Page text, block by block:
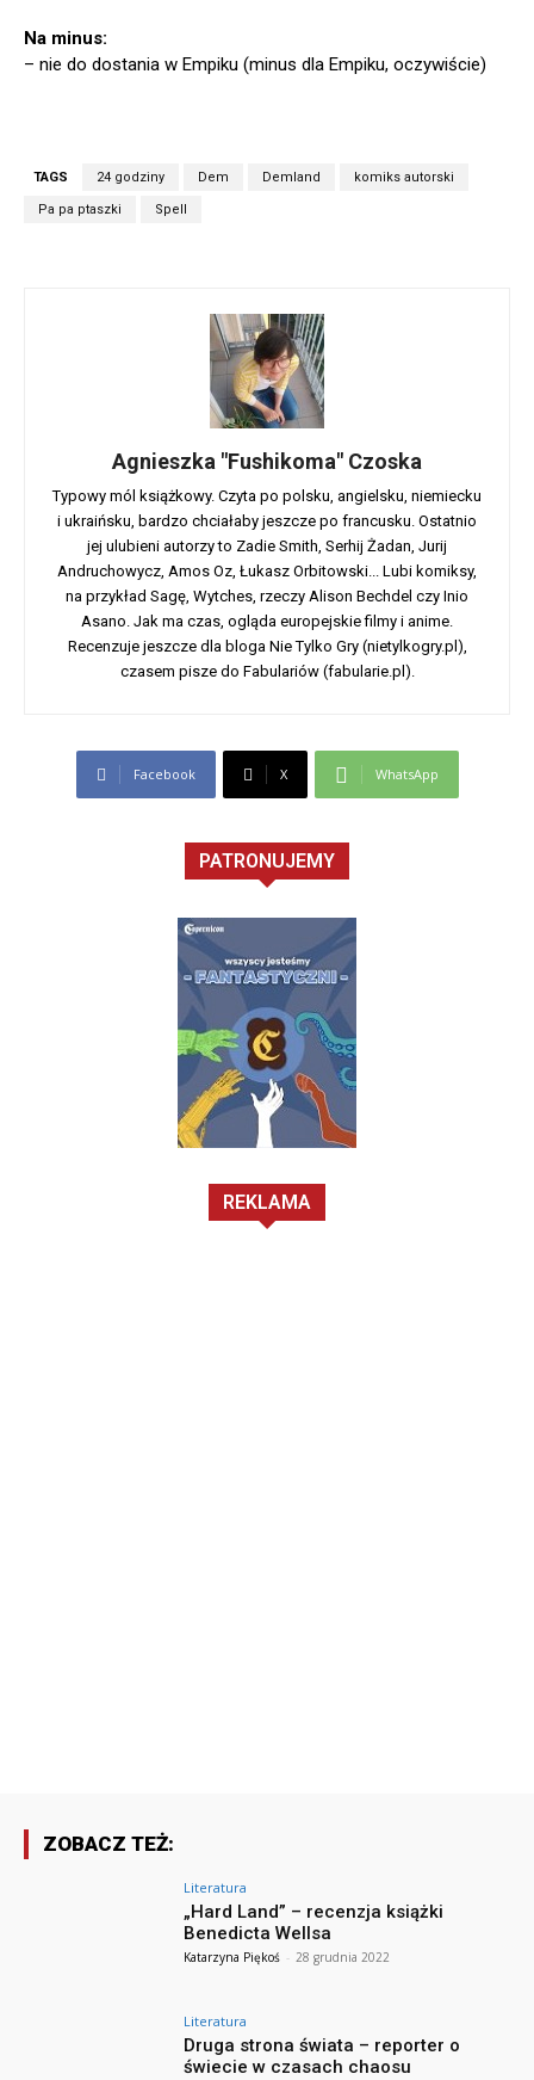
Na minus:
– nie do dostania w Empiku (minus dla Empiku, oczywiście)
TAGS 24 godziny Dem Demland komiks autorski
Pa pa ptaszki Spell
Agnieszka "Fushikoma" Czoska
Typowy mól książkowy. Czyta po polsku, angielsku, niemiecku
i ukraińsku, bardzo chciałaby jeszcze po francusku. Ostatnio
jej ulubieni autorzy to Zadie Smith, Serhij Żadan, Jurij
Andruchowycz, Amos Oz, Łukasz Orbitowski... Lubi komiksy,
na przykład Sagę, Wytches, rzeczy Alison Bechdel czy Inio
Asano. Jak ma czas, ogląda europejskie filmy i anime.
Recenzuje jeszcze dla bloga Nie Tylko Gry (nietylkogry.pl),
czasem pisze do Fabulariów (fabularie.pl).
Facebook X WhatsApp
PATRONUJEMY
REKLAMA
ZOBACZ TEŻ:
Literatura
„Hard Land” – recenzja książki
Benedicta Wellsa
Katarzyna Piękoś - 28 grudnia 2022
Literatura
Druga strona świata – reporter o
świecie w czasach chaosu